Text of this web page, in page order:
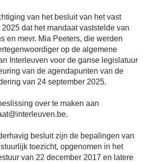
van het besluit van het vast
dat het mandaat vaststelde van
en mevr. Mia Peeters, die werden
op de algemene
Interleuven voor de ganse legislatuur
van de agendapunten van de
van 24 september 2025.
over te maken aan
besluit zijn de bepalingen van
toezicht, opgenomen in het
van 22 december 2017 en latere